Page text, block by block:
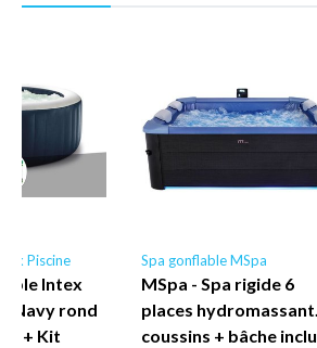
Piscine
Intex
Navy rond
+ Kit
Spa gonflable MSpa
MSpa - Spa rigide 6
places
coussins + bâche